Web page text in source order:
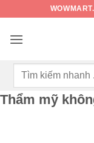
nội
Tìm
Thẩm mỹ